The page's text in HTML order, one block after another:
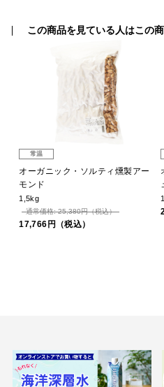
この商品を見ている人はこの
常温
オーガニック・ソルティ燻製アー
モンド
1,5kg
通常価格: 25,380円（税込）
17,766円（税込）